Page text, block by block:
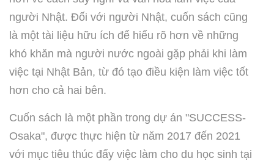
người Nhật. Đối với người Nhật, cuốn sách cũng
là một tài liệu hữu ích để hiểu rõ hơn về những
khó khăn mà người nước ngoài gặp phải khi làm
việc tại Nhật Bản, từ đó tạo điều kiện làm việc tốt
hơn cho cả hai bên.
Cuốn sách là một phần trong dự án "SUCCESS-
Osaka", được thực hiện từ năm 2017 đến 2021
với mục tiêu thúc đẩy việc làm cho du học sinh tại